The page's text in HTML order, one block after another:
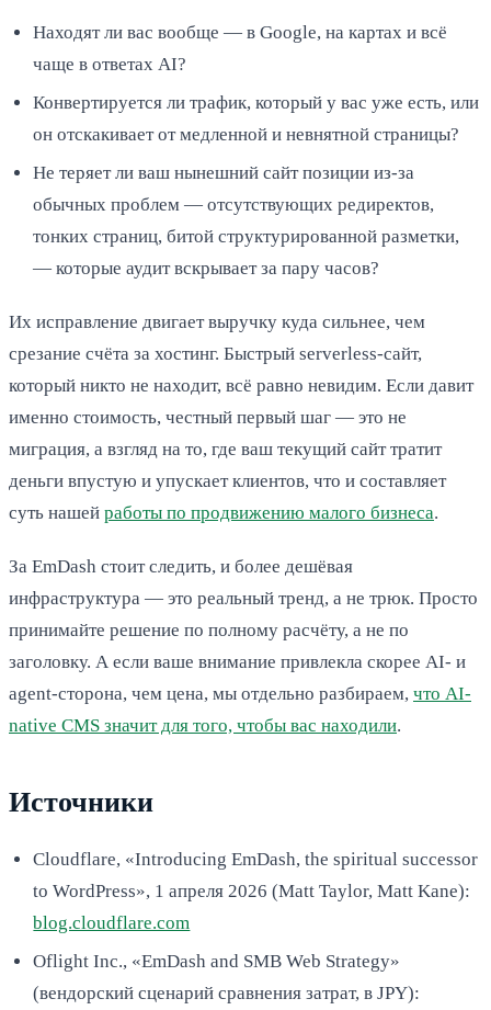
Находят ли вас вообще — в Google, на картах и всё
чаще в ответах AI?
Конвертируется ли трафик, который у вас уже есть, или
он отскакивает от медленной и невнятной страницы?
Не теряет ли ваш нынешний сайт позиции из-за
обычных проблем — отсутствующих редиректов,
тонких страниц, битой структурированной разметки,
— которые аудит вскрывает за пару часов?
Их исправление двигает выручку куда сильнее, чем
срезание счёта за хостинг. Быстрый serverless-сайт,
который никто не находит, всё равно невидим. Если давит
именно стоимость, честный первый шаг — это не
миграция, а взгляд на то, где ваш текущий сайт тратит
деньги впустую и упускает клиентов, что и составляет
суть нашей работы по продвижению малого бизнеса.
За EmDash стоит следить, и более дешёвая
инфраструктура — это реальный тренд, а не трюк. Просто
принимайте решение по полному расчёту, а не по
заголовку. А если ваше внимание привлекла скорее AI- и
agent-сторона, чем цена, мы отдельно разбираем, что AI-
native CMS значит для того, чтобы вас находили.
Источники
Cloudflare, «Introducing EmDash, the spiritual successor
to WordPress», 1 апреля 2026 (Matt Taylor, Matt Kane):
blog.cloudflare.com
Oflight Inc., «EmDash and SMB Web Strategy»
(вендорский сценарий сравнения затрат, в JPY):